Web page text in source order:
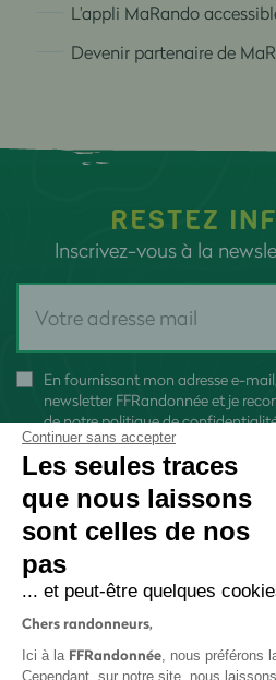
L'appli MaRando
Devenir partenaire de
RESTEZ
Inscrivez-vous à la
En fournissant mon adresse e-
newsletter FFRandonnée et je
denotre politique de
Continuer sans accepter
Les seules traces
que nous laissons
sont celles de nos
pas
... et peut-être quelques
Chers randonneurs,
Ici à la FFRandonnée, nous préférons
Cependant, sur notre site, nous